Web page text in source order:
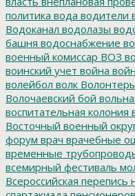
политика вода водители
Водоканал водолазы
башня водоснабжение
военный комиссар ВОЗ
воинский учет война
волейбол волк
Волочаевский бой
воспитательная колония
Восточный военный
форум врач врачебные
временные
всемирный фестиваль
Всероссийская перепись